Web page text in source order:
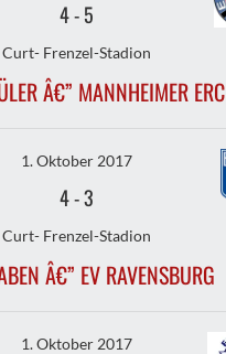
4-5
Curt- Frenzel-Stadion
Â€” MANNHEIMER ERC
1. Oktober 2017
4-3
Curt- Frenzel-Stadion
Â€” EV RAVENSBURG
1. Oktober 2017